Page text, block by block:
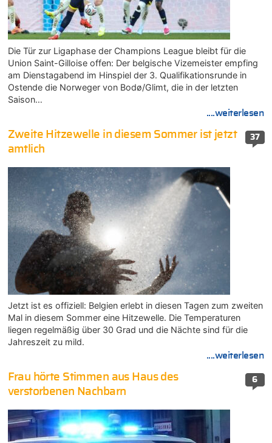
Die Tür zur Ligaphase der Champions League bleibt für die
Union Saint-Gilloise offen: Der belgische Vizemeister empfing
am Dienstagabend im Hinspiel der 3. Qualifikationsrunde in
Ostende die Norweger von Bodø/Glimt, die in der letzten
Saison…
....weiterlesen
37
Zweite Hitzewelle in diesem Sommer ist jetzt
amtlich
Jetzt ist es offiziell: Belgien erlebt in diesen Tagen zum zweiten
Mal in diesem Sommer eine Hitzewelle. Die Temperaturen
liegen regelmäßig über 30 Grad und die Nächte sind für die
Jahreszeit zu mild.
....weiterlesen
6
Frau hörte Stimmen aus Haus des
verstorbenen Nachbarn